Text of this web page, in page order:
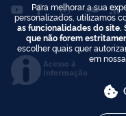
Acesso à
Informação
Para melhorar a sua
personalizados, utilizamos
as funcionalidades do site.
que não forem
escolher quais quer
em nossa